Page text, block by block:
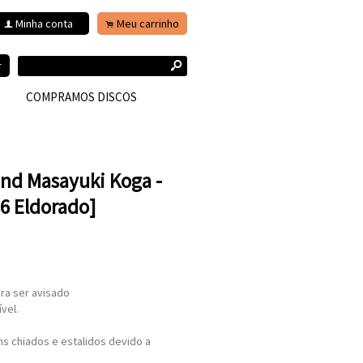
f Minha conta . Meu carrinho
s
COMPRAMOS DISCOS
Masayuki Koga -
Eldorado]
ser avisado
chiados e estalidos devido a